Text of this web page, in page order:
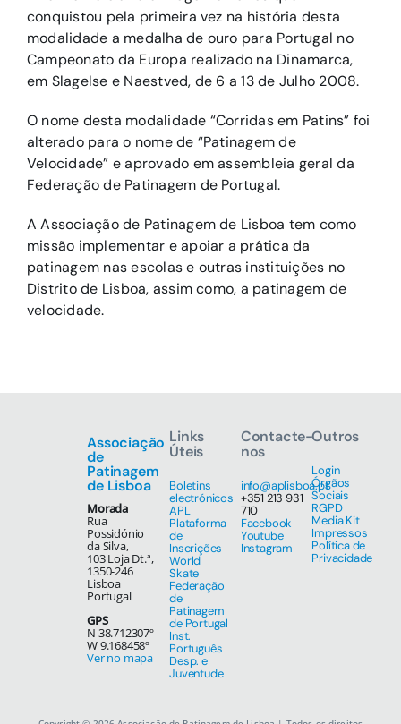
conquistou pela primeira vez na história desta
modalidade a medalha de ouro para Portugal no
Campeonato da Europa realizado na Dinamarca,
em Slagelse e Naestved, de 6 a 13 de Julho 2008.
O nome desta modalidade “Corridas em Patins” foi
alterado para o nome de “Patinagem de
Velocidade” e aprovado em assembleia geral da
Federação de Patinagem de Portugal.
A Associação de Patinagem de Lisboa tem como
missão implementar e apoiar a prática da
patinagem nas escolas e outras instituições no
Distrito de Lisboa, assim como, a patinagem de
velocidade.
Associação
de
Patinagem
de Lisboa
Morada
Rua
Possidónio
da Silva,
103 Loja Dt.ª,
1350-246
Lisboa
Portugal
GPS
N 38.712307º
W 9.168458º
Ver no mapa
Links
Úteis
Boletins
electrónicos
APL
Plataforma
de
Inscrições
World
Skate
Federação
de
Patinagem
de Portugal
Inst.
Português
Desp. e
Juventude
Contacte-
nos
info@aplisboa.pt
+351 213 931
710
Facebook
Youtube
Instagram
Outros
Login
Órgãos
Sociais
RGPD
Media Kit
Impressos
Política de
Privacidade